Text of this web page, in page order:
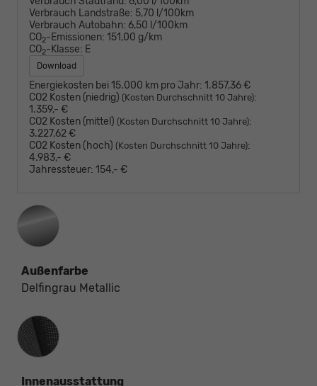
Verbrauch Landstraße: 5,70 l/100km
Verbrauch Autobahn: 6,50 l/100km
CO2-Emissionen: 151,00 g/km
CO2-Klasse: E
Download
Energiekosten bei 15.000 km pro Jahr: 1.857,36 €
CO2 Kosten (niedrig) (Kosten Durchschnitt 10 Jahre):
1.359,- €
CO2 Kosten (mittel) (Kosten Durchschnitt 10 Jahre):
3.227,62 €
CO2 Kosten (hoch) (Kosten Durchschnitt 10 Jahre):
4.983,- €
Jahressteuer: 154,- €
Außenfarbe
Delfingrau Metallic
Innenausstattung
Innenausstattung